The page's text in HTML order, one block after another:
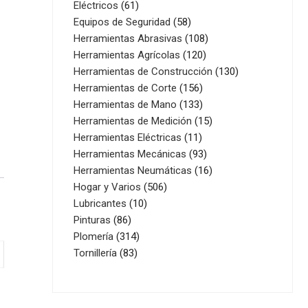
Eléctricos 6161
productos
Equipos de Seguridad 5858
productos
Herramientas Abrasivas 108108
productos
Herramientas Agrícolas 120120
productos
Herramientas de Construcción 130130
Herramientas de Corte 156156
productos
Herramientas de Mano 133133
productos
Herramientas de Medición 1515
Herramientas Eléctricas 1111
productos
Herramientas Mecánicas 9393
productos
Herramientas Neumáticas 1616
Hogar y Varios 506506
Lubricantes 1010
Pinturas 8686
productos
Plomería 314314
productos
Tornillería 8383